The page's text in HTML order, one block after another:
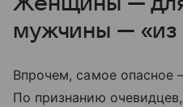
мужчины — «из
Впрочем, самое опасное
По признанию